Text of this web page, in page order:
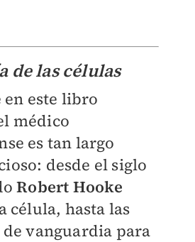
de las células
este libro
médico
es tan largo
desde el siglo
Robert Hooke
célula, hasta las
vanguardia para